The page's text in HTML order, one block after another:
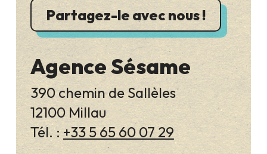
Partagez-le avec nous !
Agence Sésame
390 chemin de Sallèles
12100 Millau
Tél. : +33 5 65 60 07 29